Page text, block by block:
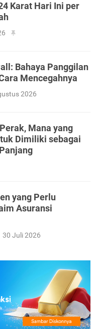
Karat Hari Ini per
Bahaya Panggilan
Mencegahnya
2026
Mana yang
Dimiliki sebagai
yang Perlu
Asuransi
30 Juli 2026